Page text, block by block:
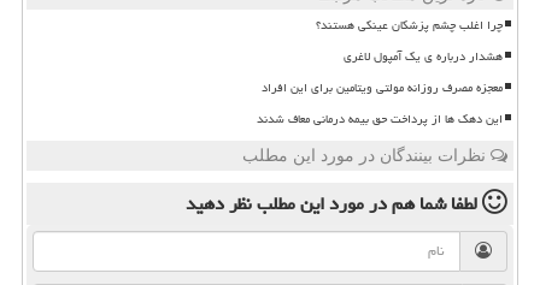
چرا اغلب چشم پزشکان عینکی هستند؟
هشدار درباره ی یک آمپول لاغری
معجزه مصرف روزانه مولتی ویتامین برای این افراد
این دهک ها از پرداخت حق بیمه درمانی معاف شدند
نظرات بینندگان در مورد این مطلب
لطفا شما همدر مورد این مطلبنظر دهید